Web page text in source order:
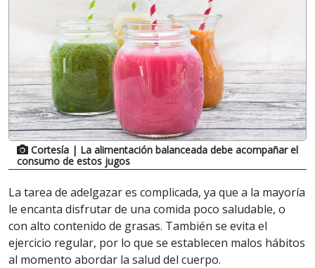
Cortesía | La alimentación balanceada debe acompañar el
consumo de estos jugos
La tarea de adelgazar es complicada, ya que a la mayoría
le encanta disfrutar de una comida poco saludable, o
con alto contenido de grasas. También se evita el
ejercicio regular, por lo que se establecen malos hábitos
al momento abordar la salud del cuerpo.